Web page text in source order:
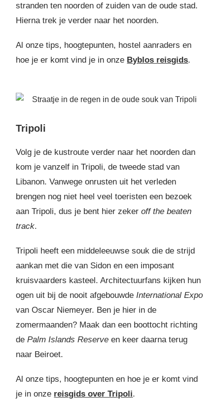
stranden ten noorden of zuiden van de oude stad.
Hierna trek je verder naar het noorden.
Al onze tips, hoogtepunten, hostel aanraders en
hoe je er komt vind je in onze Byblos reisgids.
Tripoli
Volg je de kustroute verder naar het noorden dan
kom je vanzelf in Tripoli, de tweede stad van
Libanon. Vanwege onrusten uit het verleden
brengen nog niet heel veel toeristen een bezoek
aan Tripoli, dus je bent hier zekeroff the beaten
track.
Tripoli heeft een middeleeuwse souk die de strijd
aankan met die van Sidon en een imposant
kruisvaarders kasteel. Architectuurfans kijken hun
ogen uit bij de nooit afgebouwdeInternational Expo
van Oscar Niemeyer. Ben je hier in de
zomermaanden? Maak dan een boottocht richting
dePalm Islands Reserve en keer daarna terug
naar Beiroet.
Al onze tips, hoogtepunten en hoe je er komt vind
je in onze reisgids over Tripoli.